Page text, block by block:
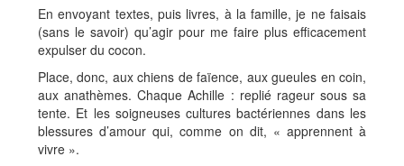
En envoyant textes, puis livres, à la famille, je ne faisais
(sans le savoir) qu’agir pour me faire plus efficacement
expulser du cocon.
Place, donc, aux chiens de faïence, aux gueules en coin,
aux anathèmes. Chaque Achille : replié rageur sous sa
tente. Et les soigneuses cultures bactériennes dans les
blessures d’amour qui, comme on dit, « apprennent à
vivre ».